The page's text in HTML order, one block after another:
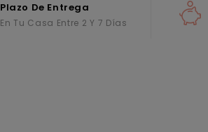
Plazo De Entrega
En Tu Casa Entre 2 Y 7 Días